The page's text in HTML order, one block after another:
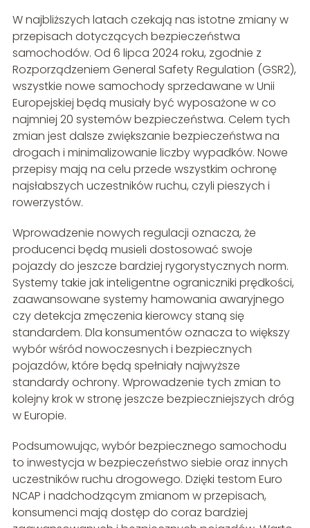
W najbliższych latach czekają nas istotne zmiany w
przepisach dotyczących bezpieczeństwa
samochodów. Od 6 lipca 2024 roku, zgodnie z
Rozporządzeniem General Safety Regulation (GSR2),
wszystkie nowe samochody sprzedawane w Unii
Europejskiej będą musiały być wyposażone w co
najmniej 20 systemów bezpieczeństwa. Celem tych
zmian jest dalsze zwiększanie bezpieczeństwa na
drogach i minimalizowanie liczby wypadków. Nowe
przepisy mają na celu przede wszystkim ochronę
najsłabszych uczestników ruchu, czyli pieszych i
rowerzystów.
Wprowadzenie nowych regulacji oznacza, że
producenci będą musieli dostosować swoje
pojazdy do jeszcze bardziej rygorystycznych norm.
Systemy takie jak inteligentne ograniczniki prędkości,
zaawansowane systemy hamowania awaryjnego
czy detekcja zmęczenia kierowcy staną się
standardem. Dla konsumentów oznacza to większy
wybór wśród nowoczesnych i bezpiecznych
pojazdów, które będą spełniały najwyższe
standardy ochrony. Wprowadzenie tych zmian to
kolejny krok w stronę jeszcze bezpieczniejszych dróg
w Europie.
Podsumowując, wybór bezpiecznego samochodu
to inwestycja w bezpieczeństwo siebie oraz innych
uczestników ruchu drogowego. Dzięki testom Euro
NCAP i nadchodzącym zmianom w przepisach,
konsumenci mają dostęp do coraz bardziej